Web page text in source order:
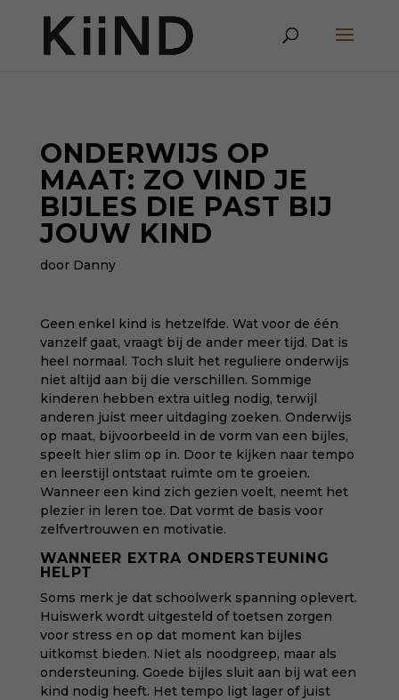
ONDERWIJS OP
MAAT: ZO VIND JE
BIJLES DIE PAST BIJ
JOUW KIND
door Danny
Geen enkel kind is hetzelfde. Wat voor de één
vanzelf gaat, vraagt bij de ander meer tijd. Dat is
heel normaal. Toch sluit het reguliere onderwijs
niet altijd aan bij die verschillen. Sommige
kinderen hebben extra uitleg nodig, terwijl
anderen juist meer uitdaging zoeken. Onderwijs
op maat, bijvoorbeeld in de vorm van een bijles,
speelt hier slim op in. Door te kijken naar tempo
en leerstijl ontstaat ruimte om te groeien.
Wanneer een kind zich gezien voelt, neemt het
plezier in leren toe. Dat vormt de basis voor
zelfvertrouwen en motivatie.
WANNEER EXTRA ONDERSTEUNING
HELPT
Soms merk je dat schoolwerk spanning oplevert.
Huiswerk wordt uitgesteld of toetsen zorgen
voor stress en op dat moment kan bijles
uitkomst bieden. Niet als noodgreep, maar als
ondersteuning. Goede bijles sluit aan bij wat een
kind nodig heeft. Het tempo ligt lager of juist